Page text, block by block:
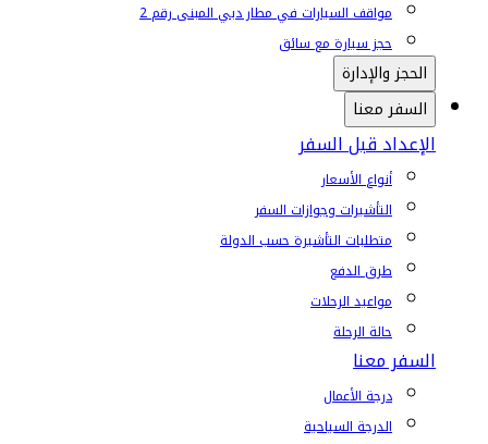
مواقف السيارات في مطار دبي المبنى رقم 2
حجز سيارة مع سائق
الحجز والإدارة
السفر معنا
الإعداد قبل السفر
أنواع الأسعار
التأشيرات وجوازات السفر
متطلبات التأشيرة حسب الدولة
طرق الدفع
مواعيد الرحلات
حالة الرحلة
السفر معنا
درجة الأعمال
الدرجة السياحية